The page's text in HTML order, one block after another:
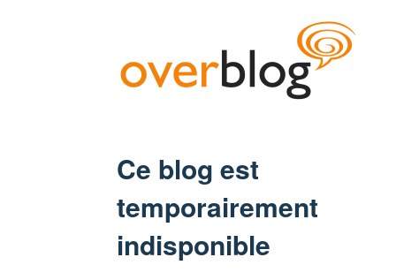
Ce blog est
temporairement
indisponible